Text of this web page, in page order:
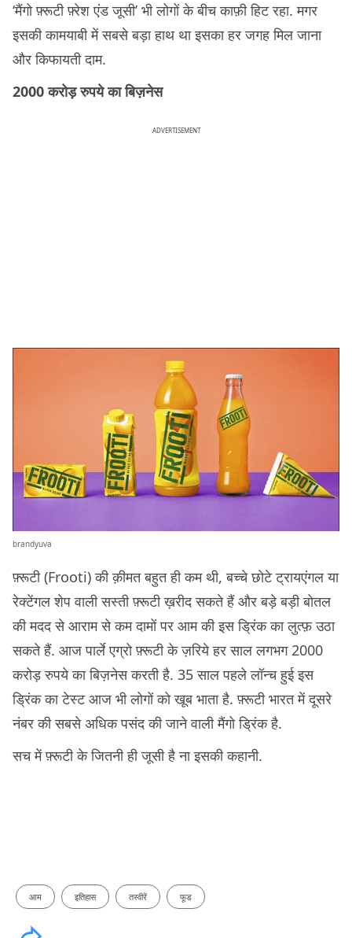
‘मैंगो फ़्रूटी फ़्रेश एंड जूसी’ भी लोगों के बीच काफ़ी हिट रहा. मगर
इसकी कामयाबी में सबसे बड़ा हाथ था इसका हर जगह मिल जाना
और किफायती दाम.
2000 करोड़ रुपये का बिज़नेस
ADVERTISEMENT
brandyuva
फ़्रूटी (Frooti) की क़ीमत बहुत ही कम थी, बच्चे छोटे ट्रायएंगल या
रेक्टेंगल शेप वाली सस्ती फ़्रूटी ख़रीद सकते हैं और बड़े बड़ी बोतल
की मदद से आराम से कम दामों पर आम की इस ड्रिंक का लुत्फ़ उठा
सकते हैं. आज पार्ले एग्रो फ़्रूटी के ज़रिये हर साल लगभग 2000
करोड़ रुपये का बिज़नेस करती है. 35 साल पहले लॉन्च हुई इस
ड्रिंक का टेस्ट आज भी लोगों को खूब भाता है. फ़्रूटी भारत में दूसरे
नंबर की सबसे अधिक पसंद की जाने वाली मैंगो ड्रिंक है.
सच में फ़्रूटी के जितनी ही जूसी है ना इसकी कहानी.
आम इतिहास तस्वीरें फूड